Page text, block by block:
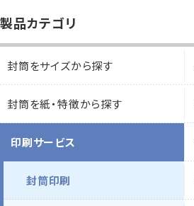
カレンダー
その他 プリン
長2封筒
B5縦2つ折
A5縦2つ折
95×217
製品カテゴリ
封筒をサイズから探す
長3封筒
透けない封筒
ケント
撥水封筒
長3窓封筒
透けない封筒
長4封筒
封筒を紙・特徴から探す
透けない封筒
ケント
撥水封筒
印刷サービス
封筒印刷